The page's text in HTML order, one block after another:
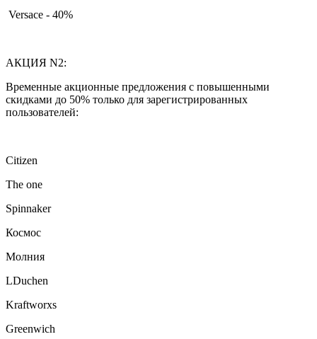
Versace - 40%
АКЦИЯ N2:
Временные акционные предложения с повышенными
скидками до 50% только для зарегистрированных
пользователей:
Citizen
The one
Spinnaker
Космос
Молния
LDuchen
Kraftworxs
Greenwich